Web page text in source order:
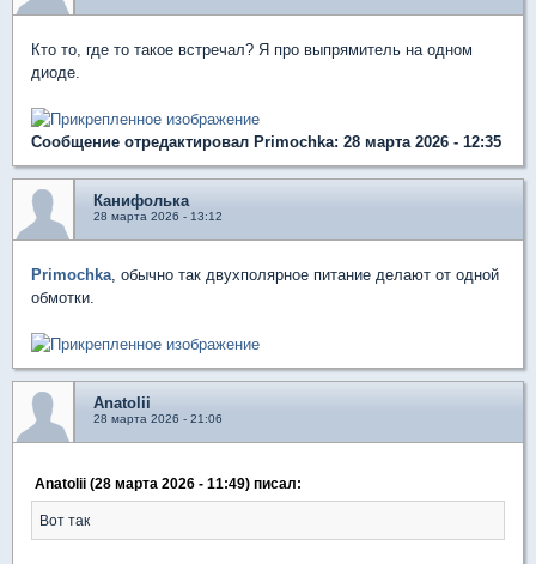
Кто то, где то такое встречал? Я про выпрямитель на одном
диоде.
Сообщение отредактировал Primochka: 28 марта 2026 - 12:35
Канифолька
28 марта 2026 - 13:12
Primochka, обычно так двухполярное питание делают от одной
обмотки.
Anatolii
28 марта 2026 - 21:06
Anatolii (28 марта 2026 - 11:49) писал:
Вот так